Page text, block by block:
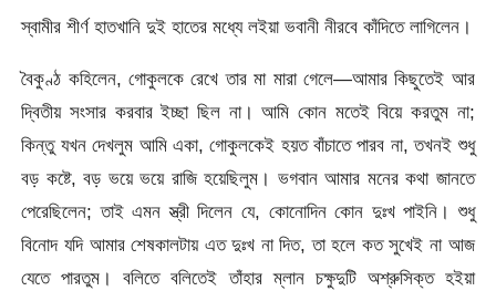
স্বামীর শীর্ণ হাতখানি দুই হাতের মধ্যে লইয়া ভবানী নীরবে কাঁদিতে লাগিলেন।
বৈকুণ্ঠ কহিলেন, গোকুলকে রেখে তার মা মারা গেলে—আমার কিছুতেই আর
দ্বিতীয় সংসার করবার ইচ্ছা ছিল না। আমি কোন মতেই বিয়ে করতুম না;
কিন্তু যখন দেখলুম আমি একা, গোকুলকেই হয়ত বাঁচাতে পারব না, তখনই শুধু
বড় কষ্টে, বড় ভয়ে ভয়ে রাজি হয়েছিলুম। ভগবান আমার মনের কথা জানতে
পেরেছিলেন; তাই এমন স্ত্রী দিলেন যে, কোনোদিন কোন দুঃখ পাইনি। শুধু
বিনোদ যদি আমার শেষকালটায় এত দুঃখ না দিত, তা হলে কত সুখেই না আজ
যেতে পারতুম। বলিতে বলিতেই তাঁহার ম্লান চক্ষুদুটি অশ্রুসিক্ত হইয়া